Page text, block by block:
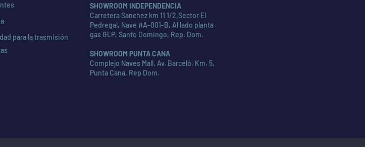
para la trasmisión
SHOWROOM INDEPENDENCIA
Carretera Sanchez km 11 1/2,Sector El
Pedregal, Nave #A-001-B, Al lado planta
gas GLP, Santo Domingo, Rep. Dom.
SHOWROOM PUNTA CANA
Complejo Naves Mall, Av. Barceló, Km. 5,
Punta Cana, Rep Dom.